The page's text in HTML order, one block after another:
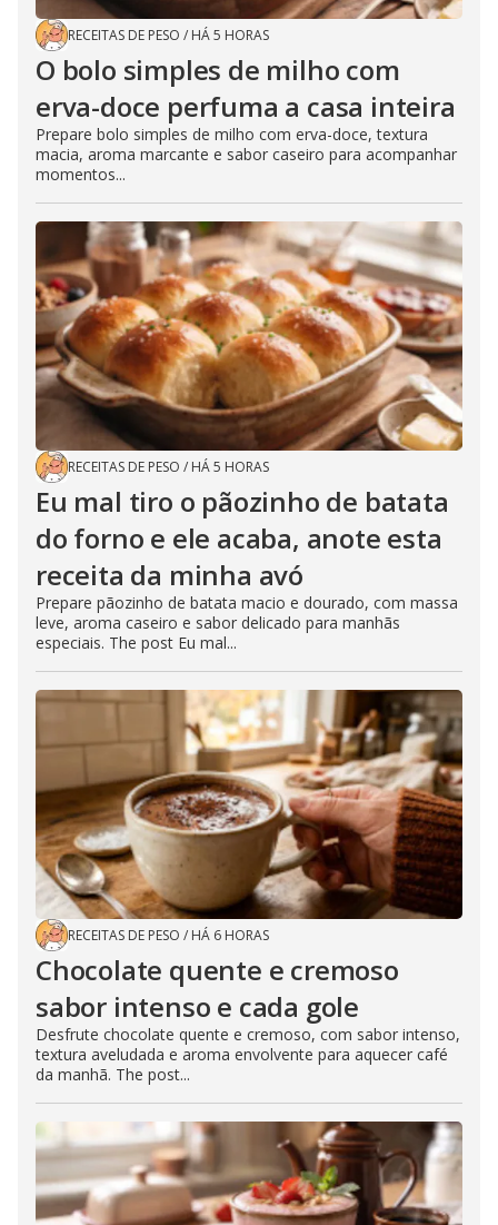
RECEITAS DE PESO / HÁ 5 HORAS
O bolo simples de milho com
erva-doce perfuma a casa inteira
Prepare bolo simples de milho com erva-doce, textura
macia, aroma marcante e sabor caseiro para acompanhar
momentos...
RECEITAS DE PESO / HÁ 5 HORAS
Eu mal tiro o pãozinho de batata
do forno e ele acaba, anote esta
receita da minha avó
Prepare pãozinho de batata macio e dourado, com massa
leve, aroma caseiro e sabor delicado para manhãs
especiais. The post Eu mal...
RECEITAS DE PESO / HÁ 6 HORAS
Chocolate quente e cremoso
sabor intenso e cada gole
Desfrute chocolate quente e cremoso, com sabor intenso,
textura aveludada e aroma envolvente para aquecer café
da manhã. The post...